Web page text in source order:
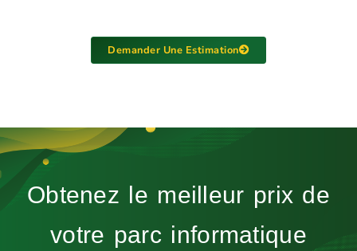
Demander Une Estimation
Obtenez le meilleur prix de
votre parc informatique